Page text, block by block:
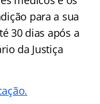
para a sua
30 dias após a
da Justiça